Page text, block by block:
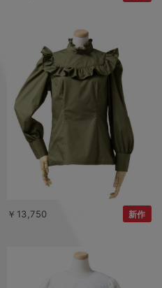
￥13,750 新作